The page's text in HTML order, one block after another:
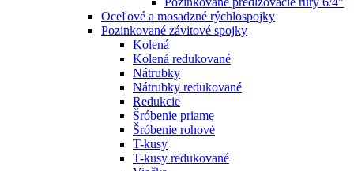
Oceľové a mosadzné rýchlospojky
Pozinkované závitové spojky
Kolená
Kolená redukované
Nátrubky
Nátrubky redukované
Redukcie
Šróbenie priame
Šróbenie rohové
T-kusy
T-kusy redukované